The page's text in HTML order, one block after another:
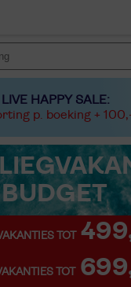
LIVE HAPPY SALE:
p. boeking +
TOT
TOT